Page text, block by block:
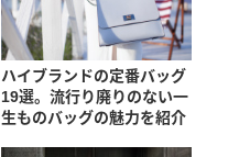
ハイブランドの定番バッグ
19選。流行り廃りのない一
生ものバッグの魅力を紹介